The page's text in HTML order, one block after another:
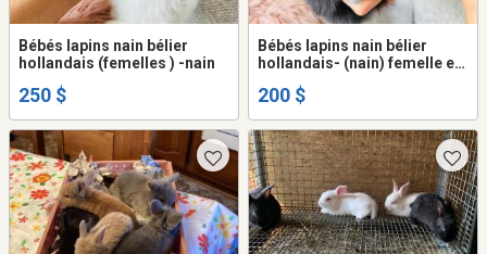
Bébés lapins nain bélier
hollandais (femelles ) -nain
250 $
Bébés lapins nain bélier
hollandais- (nain) femelle et
200 $